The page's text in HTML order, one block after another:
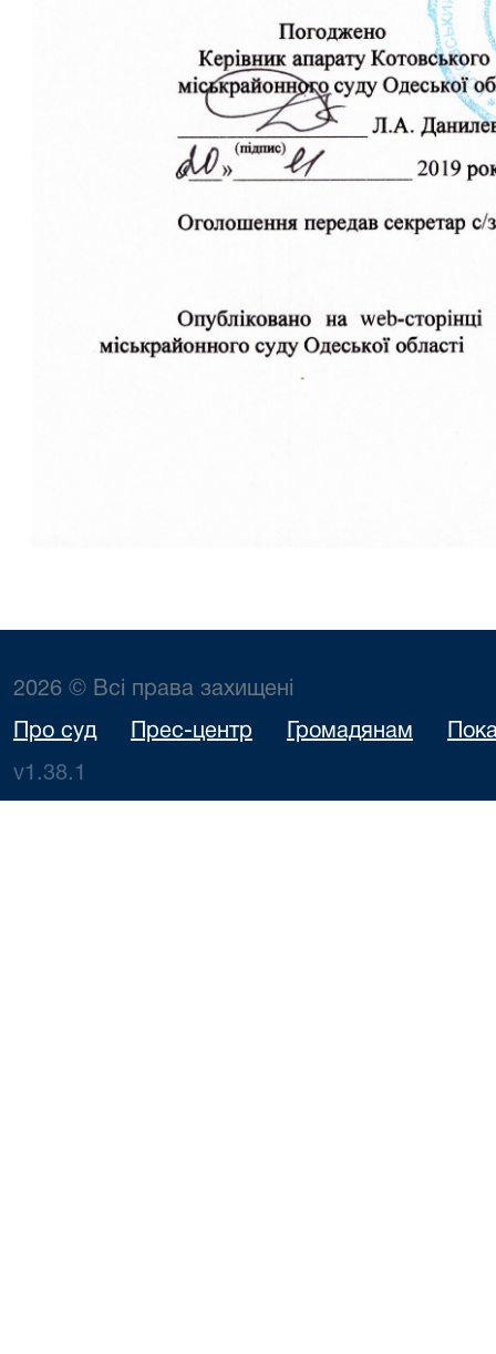
2026 © Всі права захищені
Про суд Прес-центр Громадянам
v1.38.1